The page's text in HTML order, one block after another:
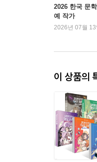
2026 한국 문
예 작가
2026년 07월
이 상품의